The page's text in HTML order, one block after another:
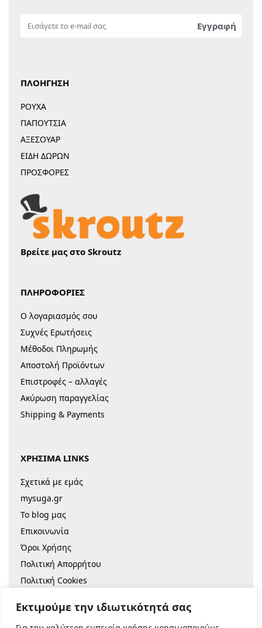
Εκτιμούμε την ιδιωτικότητά σας
ΠΛΟΗΓΗΣΗ
ΡΟΥΧΑ
ΠΑΠΟΥΤΣΙΑ
ΑΞΕΣΟΥΑΡ
ΕΙΔΗ ΔΩΡΩΝ
ΠΡΟΣΦΟΡΕΣ
Βρείτε μας στο Skroutz
ΠΛΗΡΟΦΟΡΙΕΣ
Ο λογαριασμός σου
Συχνές Ερωτήσεις
Μέθοδοι Πληρωμής
Αποστολή Προϊόντων
Επιστροφές – αλλαγές
Ακύρωση παραγγελίας
Shipping & Payments
ΧΡΗΣΙΜΑ LINKS
Σχετικά με εμάς
mysuga.gr
Το blog μας
Επικοινωνία
Όροι Χρήσης
Πολιτική Απορρήτου
Πολιτική Cookies